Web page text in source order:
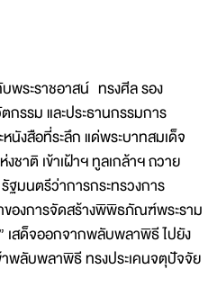
พระราชอาสน์ ทรงศีล รอง
รรม และประธานกรรมการ
นังสือที่ระลึก แด่พระบาทสมเด็จ
าติ เข้าเฝ้าฯ ทูลเกล้าฯ ถวาย
ฐมนตรีว่าการกระทรวงการ
องการจัดสร้างพิพิธภัณฑ์พระราม
เสด็จออกจากพลับพลาพิธี ไปยัง
พลับพลาพิธี ทรงประเคนจตุปัจจัย